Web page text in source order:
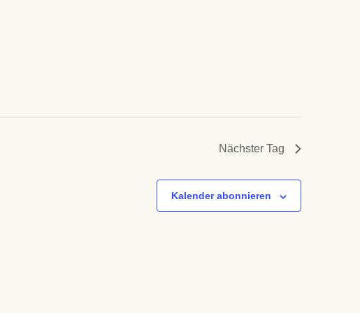
Nächster Tag
Kalender abonnieren